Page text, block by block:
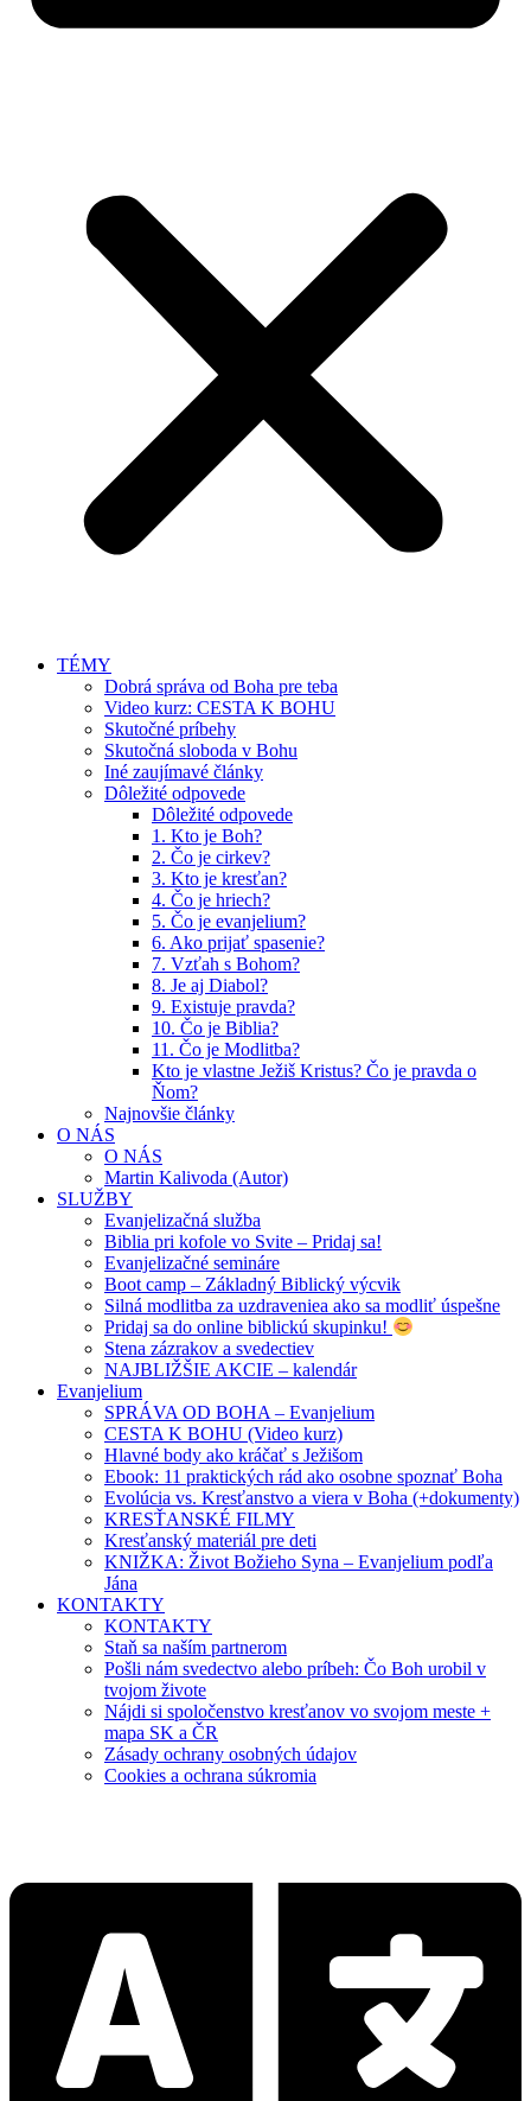
TÉMY
Dobrá správa od Boha pre teba
Video kurz: CESTA K BOHU
Skutočné príbehy
Skutočná sloboda v Bohu
Iné zaujímavé články
Dôležité odpovede
Dôležité odpovede
1. Kto je Boh?
2. Čo je cirkev?
3. Kto je kresťan?
4. Čo je hriech?
5. Čo je evanjelium?
6. Ako prijať spasenie?
7. Vzťah s Bohom?
8. Je aj Diabol?
9. Existuje pravda?
10. Čo je Biblia?
11. Čo je Modlitba?
Kto je vlastne Ježiš Kristus? Čo je pravda o
Ňom?
Najnovšie články
O NÁS
O NÁS
Martin Kalivoda (Autor)
SLUŽBY
Evanjelizačná služba
Biblia pri kofole vo Svite – Pridaj sa!
Evanjelizačné semináre
Boot camp – Základný Biblický výcvik
Silná modlitba za uzdraveniea ako sa modliť úspešne
Pridaj sa do online biblickú skupinku!
Stena zázrakov a svedectiev
NAJBLIŽŠIE AKCIE – kalendár
Evanjelium
SPRÁVA OD BOHA – Evanjelium
CESTA K BOHU (Video kurz)
Hlavné body ako kráčať s Ježišom
Ebook: 11 praktických rád ako osobne spoznať Boha
Evolúcia vs. Kresťanstvo a viera v Boha (+dokumenty)
KRESŤANSKÉ FILMY
Kresťanský materiál pre deti
KNIŽKA: Život Božieho Syna – Evanjelium podľa
Jána
KONTAKTY
KONTAKTY
Staň sa naším partnerom
Pošli nám svedectvo alebo príbeh: Čo Boh urobil v
tvojom živote
Nájdi si spoločenstvo kresťanov vo svojom meste +
mapa SK a ČR
Zásady ochrany osobných údajov
Cookies a ochrana súkromia